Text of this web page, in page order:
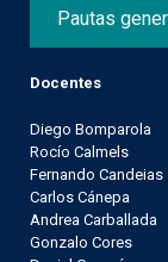
Pautas
Docentes
Diego Bomparola
Rocío Calmels
Fernando Candeias
Carlos Cánepa
Andrea Carballada
Gonzalo Cores